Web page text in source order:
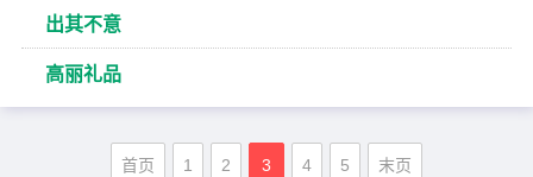
出其不意
高丽礼品
首页 1 2 3 4 5 末页